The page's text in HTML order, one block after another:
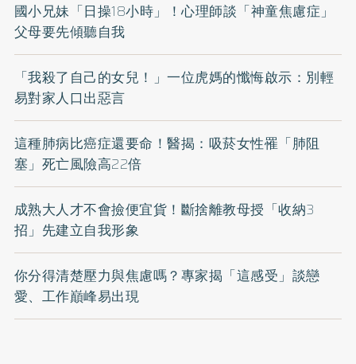
國小兄妹「日操18小時」！心理師談「神童焦慮症」
父母要先傾聽自我
「我殺了自己的女兒！」一位虎媽的懺悔啟示：別輕
易對家人口出惡言
這種肺病比癌症還要命！醫揭：吸菸女性罹「肺阻
塞」死亡風險高22倍
成熟大人才不會撿便宜貨！斷捨離教母授「收納3
招」先建立自我形象
你分得清楚壓力與焦慮嗎？專家揭「這感受」談戀
愛、工作巔峰易出現